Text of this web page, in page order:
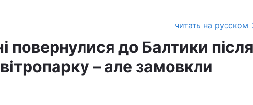
читать на русском
повернулися до Балтики після
– але замовкли